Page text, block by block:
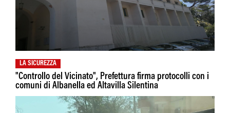
LA SICUREZZA
"Controllo del Vicinato", Prefettura firma protocolli con i
comuni di Albanella ed Altavilla Silentina